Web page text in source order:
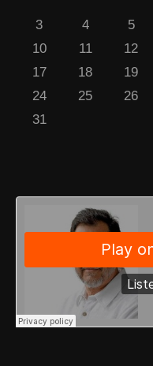
3
4 5
10
11 12
17
18 19
24
25 26
31